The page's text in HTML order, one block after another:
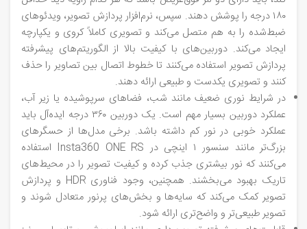
۱۸۰ درجه را پوشش دهند. سپس، نرم‌افزار پردازش تصویر، ویدئوهای
ضبط‌شده را به هم متصل می‌کند و تصویری کاملاً کروی و یکپارچه
ایجاد می‌کند. دوربین‌های با کیفیت بالا از الگوریتم‌های پیشرفته
پردازش تصویر استفاده می‌کنند تا خطوط اتصال بین تصاویر را حذف
کنند و تصویری یکدست و طبیعی ارائه دهند.
در شرایط نوری ضعیف مانند شب، فضاهای سرپوشیده یا زیر آب،
عملکرد دوربین بسیار مهم است. یک دوربین ۳۶۰ درجه ایده‌آل باید
عملکرد خوبی در نور کم داشته باشد. برخی مدل‌ها از حسگرهای
بزرگ‌تر مانند سنسور ۱ اینچی در Insta360 ONE RS استفاده
می‌کنند که نور بیشتری جذب کرده و کیفیت تصویر را در محیط‌های
تاریک بهبود می‌بخشند. همچنین، وجود فناوری HDR و پردازش
تصویر کمک می‌کند که سایه‌ها و بخش‌های پرنور متعادل شوند و
تصویر طبیعی‌تر و واضح‌تری ارائه شود.